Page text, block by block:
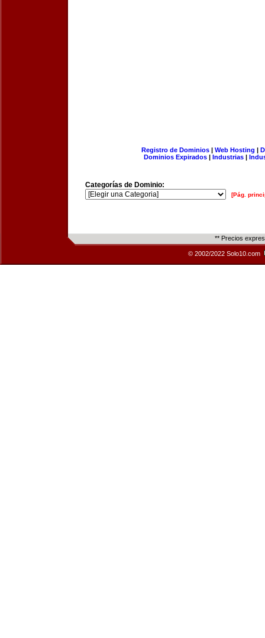
Registro de Dominios| Web Hosting |
Dominios Expirados | Industrias |
Categorías de Dominio:
[Pág.
** Precios
© 2002/2022 Solo10.com